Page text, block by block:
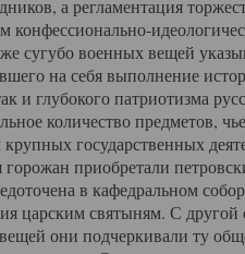
а регламентация
военных вещей
на себя выполнение
и глубокого патриотизма
количество предметов,
государственных
приобретали
в кафедральном
царским святыням. С
они подчеркивали ту